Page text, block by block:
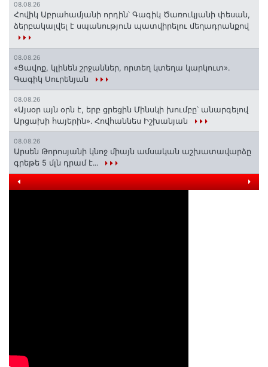
08.08.26
Հովիկ Աբրահամյանի որդին՝ Գագիկ Ծառուկյանի փեսան,
ձերբակալվել է սպանություն պատվիրելու մեղադրանքով
08.08.26
«Ցավոք, կլինեն շրջաններ, որտեղ կտեղա կարկուտ»․
Գագիկ Սուրենյան
08.08.26
«Այսօր այն օրն է, երբ ցրեցին Մինսկի խումբը՝ անարգելով
Արցախի հայերին»․ Հովհաննես Իշխանյան
08.08.26
Արսեն Թորոսյանի կնոջ միայն ամսական աշխատավարձը
գրեթե 5 մլն դրամ է․․․